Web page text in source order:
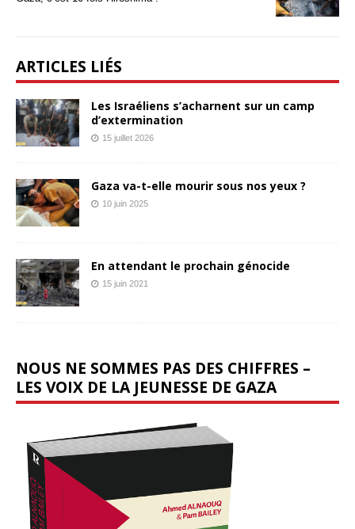
ARTICLES LIÉS
Les Israéliens s’acharnent sur un camp
d’extermination
15 juillet 2026
Gaza va-t-elle mourir sous nos yeux ?
10 juin 2025
En attendant le prochain génocide
15 juin 2021
NOUS NE SOMMES PAS DES CHIFFRES –
LES VOIX DE LA JEUNESSE DE GAZA